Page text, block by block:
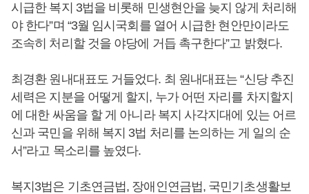
시급한 복지 3법을 비롯해 민생현안을 늦지 않게 처리해
야 한다”며 “3월 임시국회를 열어 시급한 현안만이라도
조속히 처리할 것을 야당에 거듭 촉구한다”고 밝혔다.
최경환 원내대표도 거들었다. 최 원내대표는 “신당 추진
세력은 지분을 어떻게 할지, 누가 어떤 자리를 차지할지
에 대한 싸움을 할 게 아니라 복지 사각지대에 있는 어르
신과 국민을 위해 복지 3법 처리를 논의하는 게 일의 순
서”라고 목소리를 높였다.
복지3법은 기초연금법, 장애인연금법, 국민기초생활보